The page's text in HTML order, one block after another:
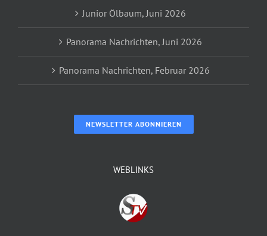
Junior Ölbaum, Juni 2026
Panorama Nachrichten, Juni 2026
Panorama Nachrichten, Februar 2026
NEWSLETTER ABONNIEREN
WEBLINKS